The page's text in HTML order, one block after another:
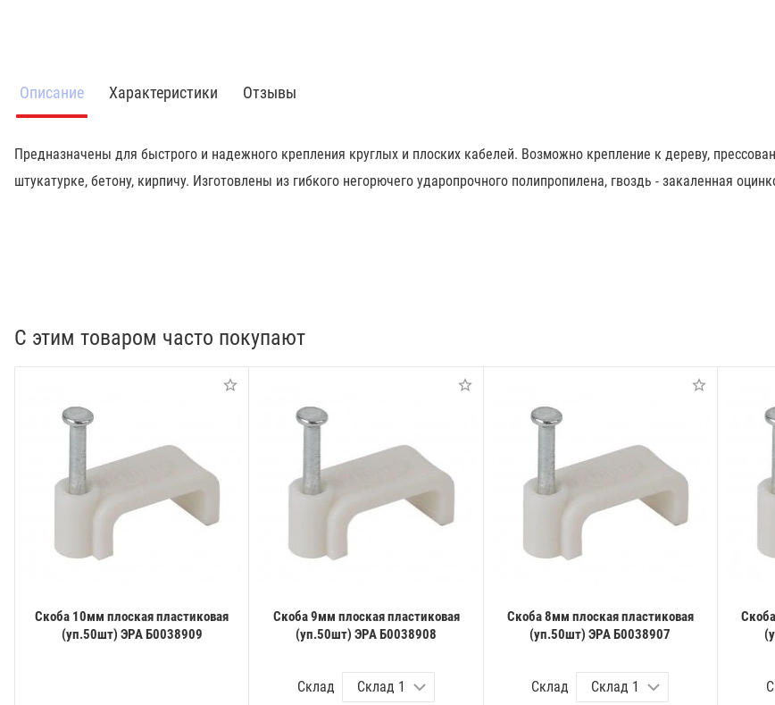
Описание Характеристики Отзывы
Предназначены для быстрого и надежного крепления круглых и плоских кабелей. Возможно крепление к дереву,
штукатурке, бетону, кирпичу. Изготовлены из гибкого негорючего ударопрочного полипропилена, гвоздь - закаленная
С этим товаром часто покупают
Скоба 10мм плоская пластиковая
(уп.50шт) ЭРА Б0038909
Скоба 9мм плоская пластиковая
(уп.50шт) ЭРА Б0038908
Склад
Скоба 8мм плоская пластиковая
(уп.50шт) ЭРА Б0038907
Склад